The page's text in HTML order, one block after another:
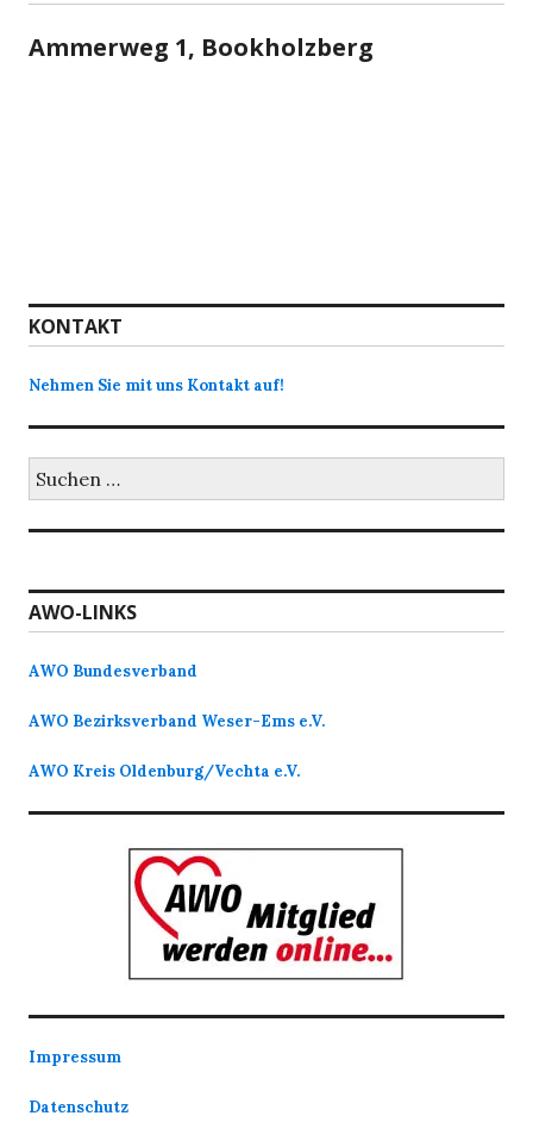
Ammerweg 1, Bookholzberg
KONTAKT
Nehmen Sie mit uns Kontakt auf!
Suchen
nach:
AWO-LINKS
AWO Bundesverband
AWO Bezirksverband Weser-Ems e.V.
AWO Kreis Oldenburg/Vechta e.V.
Impressum
Datenschutz